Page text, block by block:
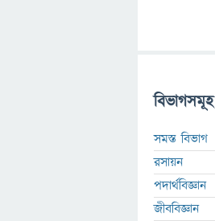
বিভাগসমূহ
সমস্ত বিভাগ
রসায়ন
পদার্থবিজ্ঞান
জীববিজ্ঞান